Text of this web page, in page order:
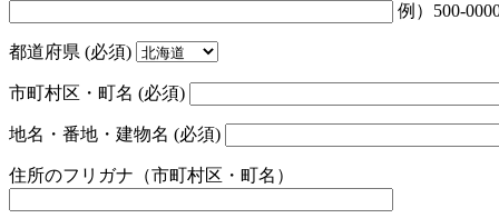
例）500-
都道府県 (必須)
市町村区・町名 (必須)
地名・番地・建物名 (必須)
住所のフリガナ（市町村区・町名）